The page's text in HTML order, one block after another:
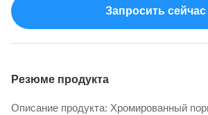
Запросить сейчас
Резюме продукта
Описание продукта: Хромированный